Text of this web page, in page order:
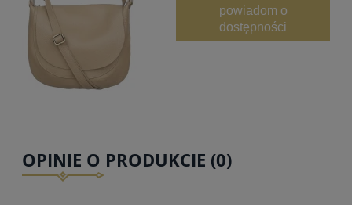
powiadom o
dostępności
OPINIE O PRODUKCIE (0)